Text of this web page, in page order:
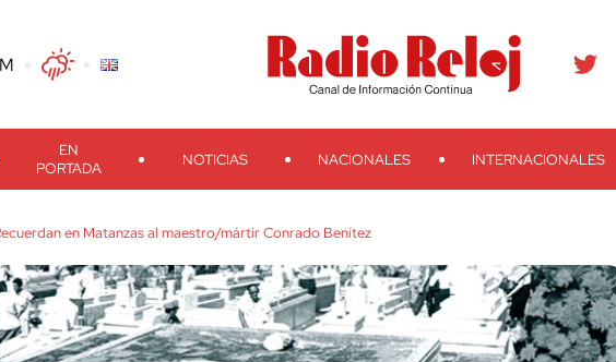
TwitterFacebook
Threads
Instagram TelegramTeveo Ivoox RSS Search
EN
PORTADA
NOTICIAS NACIONALES INTERNACIONALES
en Matanzas al maestro/mártir Conrado Benítez